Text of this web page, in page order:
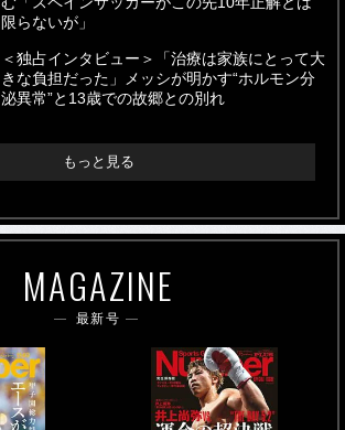
限らないが」
＜独占インタビュー＞「治療は家族にとって大
きな負担だった」メッシが明かす“ホルモン分
泌異常”と13歳での故郷との別れ
もっと見る
MAGAZINE
最新号